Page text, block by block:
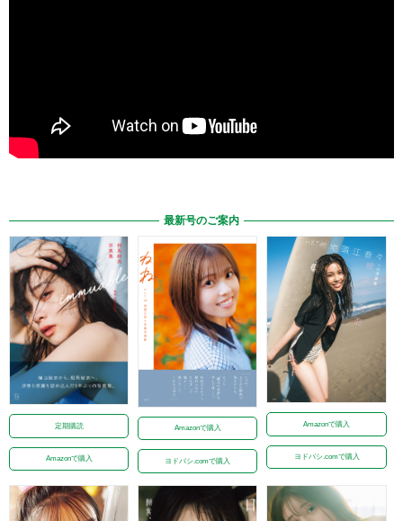
最新号のご案内
定期購読
Amazonで購入
Amazonで購入
ヨドバシ.comで購入
Amazonで購入
ヨドバシ.comで購入